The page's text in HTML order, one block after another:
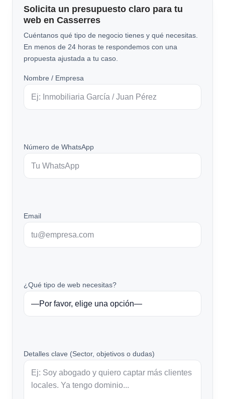
Solicita un presupuesto claro para tu
web en Casserres
Cuéntanos qué tipo de negocio tienes y qué necesitas.
En menos de 24 horas te respondemos con una
propuesta ajustada a tu caso.
Nombre / Empresa
Número de WhatsApp
Email
¿Qué tipo de web necesitas?
Detalles clave (Sector, objetivos o dudas)